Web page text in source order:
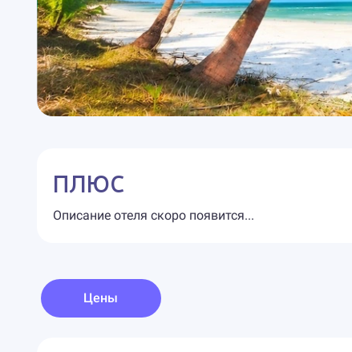
ПЛЮС
Описание отеля скоро появится...
Цены